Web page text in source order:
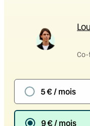
5 € / mois
9 € / mois